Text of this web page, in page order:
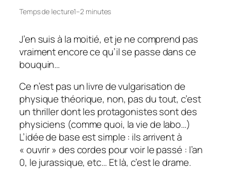
Temps de lecture1–2 minutes
J’en suis à la moitié, et je ne comprend pas
vraiment encore ce qu’il se passe dans ce
bouquin…
Ce n’est pas un livre de vulgarisation de
physique théorique, non, pas du tout, c’est
un thriller dont les protagonistes sont des
physiciens (comme quoi, la vie de labo…)
L’idée de base est simple : ils arrivent à
« ouvrir » des cordes pour voir le passé : l’an
0, le jurassique, etc… Et là, c’est le drame.